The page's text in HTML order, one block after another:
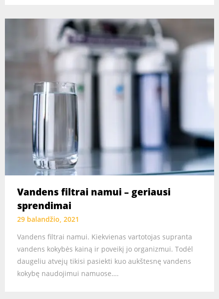
Vandens filtrai namui – geriausi
sprendimai
29 balandžio, 2021
Vandens filtrai namui. Kiekvienas vartotojas supranta
vandens kokybės kainą ir poveikį jo organizmui. Todėl
daugeliu atvejų tikisi pasiekti kuo aukštesnę vandens
kokybę naudojimui namuose….